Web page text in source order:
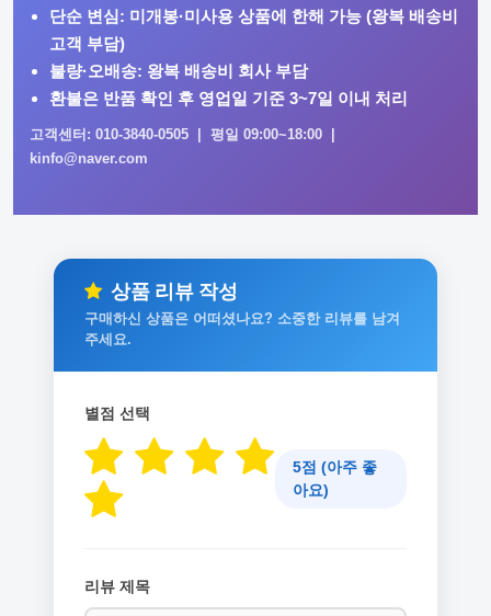
단순 변심: 미개봉·미사용 상품에 한해 가능 (왕복 배송비
고객 부담)
불량·오배송: 왕복 배송비 회사 부담
환불은 반품 확인 후 영업일 기준 3~7일 이내 처리
고객센터: 010-3840-0505 | 평일 09:00~18:00 |
kinfo@naver.com
상품 리뷰 작성
구매하신 상품은 어떠셨나요? 소중한 리뷰를 남겨
주세요.
별점 선택
5점 (아주 좋
아요)
리뷰 제목